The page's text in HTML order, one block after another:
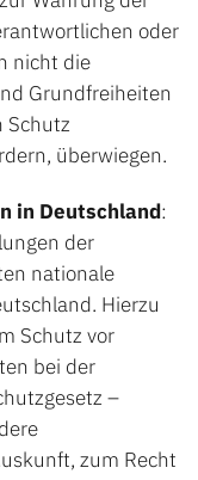
oder
nicht die
Grundfreiheiten
Schutz
überwiegen.
in Deutschland:
der
nationale
Hierzu
Schutz vor
bei der
–
zum Recht